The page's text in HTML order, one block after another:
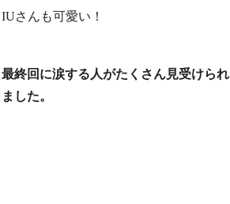
IUさんも可愛い！
最終回に涙する人がたくさん見受けられ
ました。